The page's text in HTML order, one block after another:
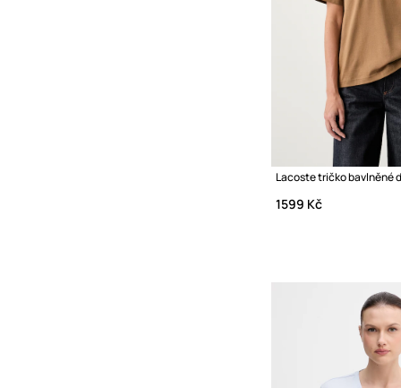
Lacoste tričko bavlněné
1599 Kč